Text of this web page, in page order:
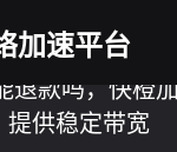
加速平台
退款吗，快橙
提供稳定带宽